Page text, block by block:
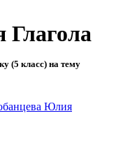
Глагола
(5 класс) на тему
Юлия